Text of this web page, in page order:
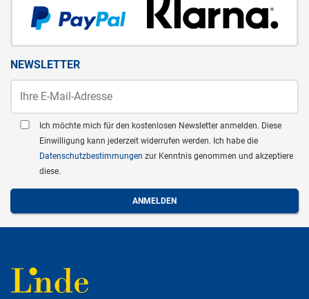
NEWSLETTER
Ich möchte mich für den kostenlosen Newsletter anmelden. Diese
Einwilligung kann jederzeit widerrufen werden. Ich habe die
Datenschutzbestimmungen zur Kenntnis genommen und akzeptiere
diese.